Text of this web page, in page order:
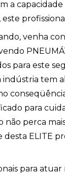
a
venha
para este
indústria tem
para
não perca
ELITE
para